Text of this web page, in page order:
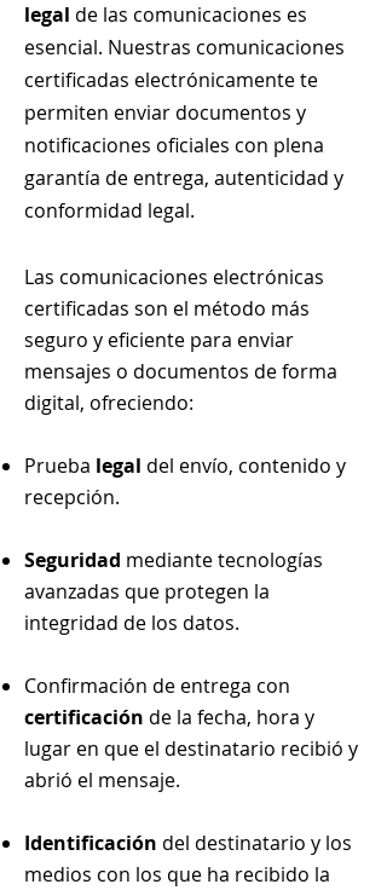
legal de las comunicaciones es
esencial. Nuestras comunicaciones
certificadas electrónicamente te
permiten enviar documentos y
notificaciones oficiales con plena
garantía de entrega, autenticidad y
conformidad legal.
Las comunicaciones electrónicas
certificadas son el método más
seguro y eficiente para enviar
mensajes o documentos de forma
digital, ofreciendo:
Prueba legal del envío, contenido y
recepción.
Seguridad mediante tecnologías
avanzadas que protegen la
integridad de los datos.
Confirmación de entrega con
certificación de la fecha, hora y
lugar en que el destinatario recibió y
abrió el mensaje.
Identificación del destinatario y los
medios con los que ha recibido la